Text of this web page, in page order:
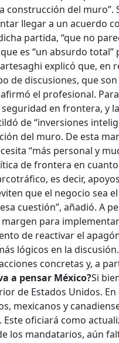
construcción del
llegar a un acuerdo
partida, “que no
es “un absurdo
explicó que, en
de discusiones, que
el profesional.
en frontera, y
de “inversiones
del muro. De esta
“más personal y
de frontera en
es decir,
que el negocio sea
cuestión”, añadió. A
para
de reactivar el
lógicos en la
concretas y, a
a pensar México?Si
de Estados Unidos.
mexicanos y
Este oficiará como
los mandatarios, aún